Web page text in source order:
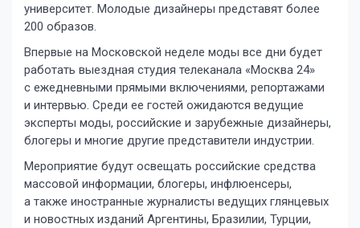
университет. Молодые дизайнеры представят более
200 образов.
Впервые на Московской неделе моды все дни будет
работать выездная студия телеканала «Москва 24»
с ежедневными прямыми включениями, репортажами
и интервью. Среди ее гостей ожидаются ведущие
эксперты моды, российские и зарубежные дизайнеры,
блогеры и многие другие представители индустрии.
Мероприятие будут освещать российские средства
массовой информации, блогеры, инфлюенсеры,
а также иностранные журналисты ведущих глянцевых
и новостных изданий Аргентины, Бразилии, Турции,